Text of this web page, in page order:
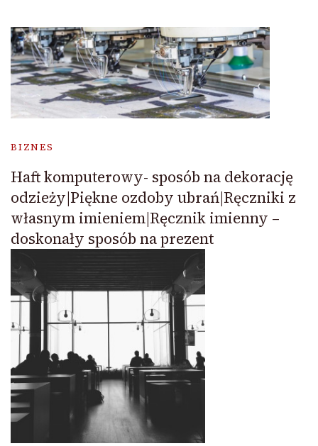
BIZNES
Haft komputerowy- sposób na dekorację
odzieży|Piękne ozdoby ubrań|Ręczniki z
własnym imieniem|Ręcznik imienny –
doskonały sposób na prezent